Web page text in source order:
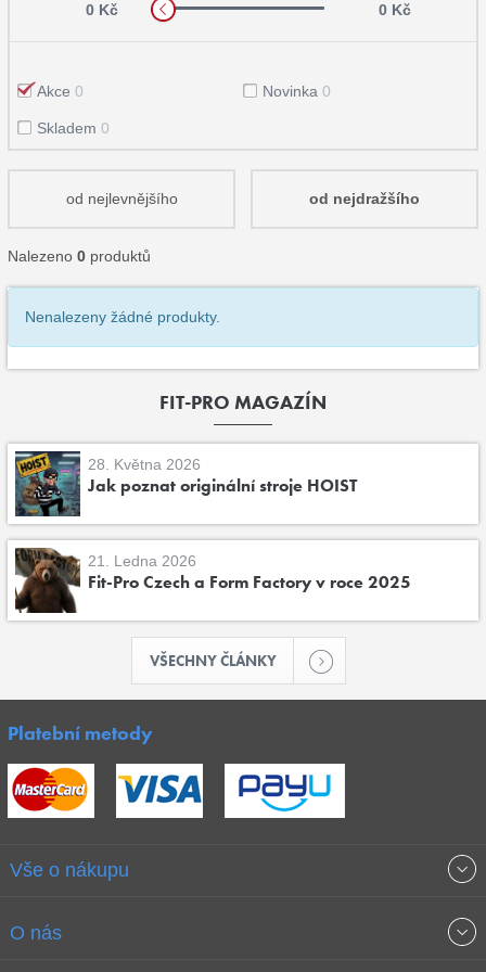
0 Kč 0 Kč
Akce 0 Novinka 0
Skladem 0
od nejlevnějšího od nejdražšího
Nalezeno 0 produktů
Nenalezeny žádné produkty.
FIT-PRO MAGAZÍN
28. Května 2026
Jak poznat originální stroje HOIST
21. Ledna 2026
Fit-Pro Czech a Form Factory v roce 2025
VŠECHNY ČLÁNKY
Platební metody
Vše o nákupu
Obchodní podmínky
O nás